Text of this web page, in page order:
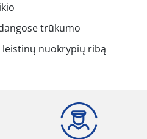
trūkumo
nuokrypių ribą